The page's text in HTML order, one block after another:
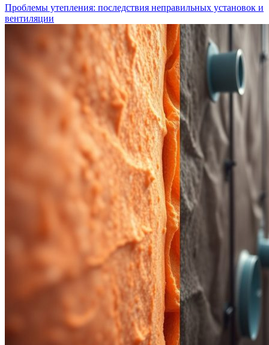
Проблемы утепления: последствия неправильных установок и
вентиляции